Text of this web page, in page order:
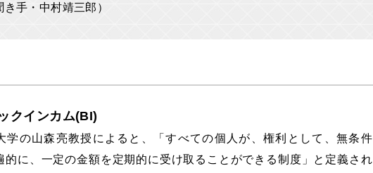
き手・中村靖三郎）
クインカム(BI)
学の山森亮教授によると、「すべての個人が、権利として、無条件
的に、一定の金額を定期的に受け取ることができる制度」と定義され